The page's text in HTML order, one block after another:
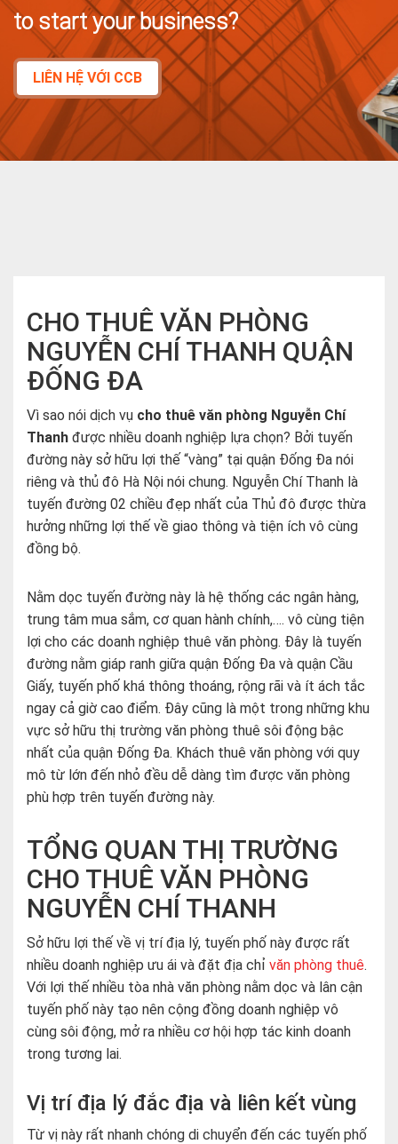
to start your business?
LIÊN HỆ VỚI CCB
CHO THUÊ VĂN PHÒNG
NGUYỄN CHÍ THANH QUẬN
ĐỐNG ĐA
Vì sao nói dịch vụ cho thuê văn phòng Nguyễn Chí
Thanh được nhiều doanh nghiệp lựa chọn? Bởi tuyến
đường này sở hữu lợi thế “vàng” tại quận Đống Đa nói
riêng và thủ đô Hà Nội nói chung. Nguyễn Chí Thanh là
tuyến đường 02 chiều đẹp nhất của Thủ đô được thừa
hưởng những lợi thế về giao thông và tiện ích vô cùng
đồng bộ.
Nằm dọc tuyến đường này là hệ thống các ngân hàng,
trung tâm mua sắm, cơ quan hành chính,…. vô cùng tiện
lợi cho các doanh nghiệp thuê văn phòng. Đây là tuyến
đường nằm giáp ranh giữa quận Đống Đa và quận Cầu
Giấy, tuyến phố khá thông thoáng, rộng rãi và ít ách tắc
ngay cả giờ cao điểm. Đây cũng là một trong những khu
vực sở hữu thị trường văn phòng thuê sôi động bậc
nhất của quận Đống Đa. Khách thuê văn phòng với quy
mô từ lớn đến nhỏ đều dễ dàng tìm được văn phòng
phù hợp trên tuyến đường này.
TỔNG QUAN THỊ TRƯỜNG
CHO THUÊ VĂN PHÒNG
NGUYỄN CHÍ THANH
Sở hữu lợi thế về vị trí địa lý, tuyến phố này được rất
nhiều doanh nghiệp ưu ái và đặt địa chỉ văn phòng thuê.
Với lợi thế nhiều tòa nhà văn phòng nằm dọc và lân cận
tuyến phố này tạo nên cộng đồng doanh nghiệp vô
cùng sôi động, mở ra nhiều cơ hội hợp tác kinh doanh
trong tương lai.
Vị trí địa lý đắc địa và liên kết vùng
Từ vị này rất nhanh chóng di chuyển đến các tuyến phố